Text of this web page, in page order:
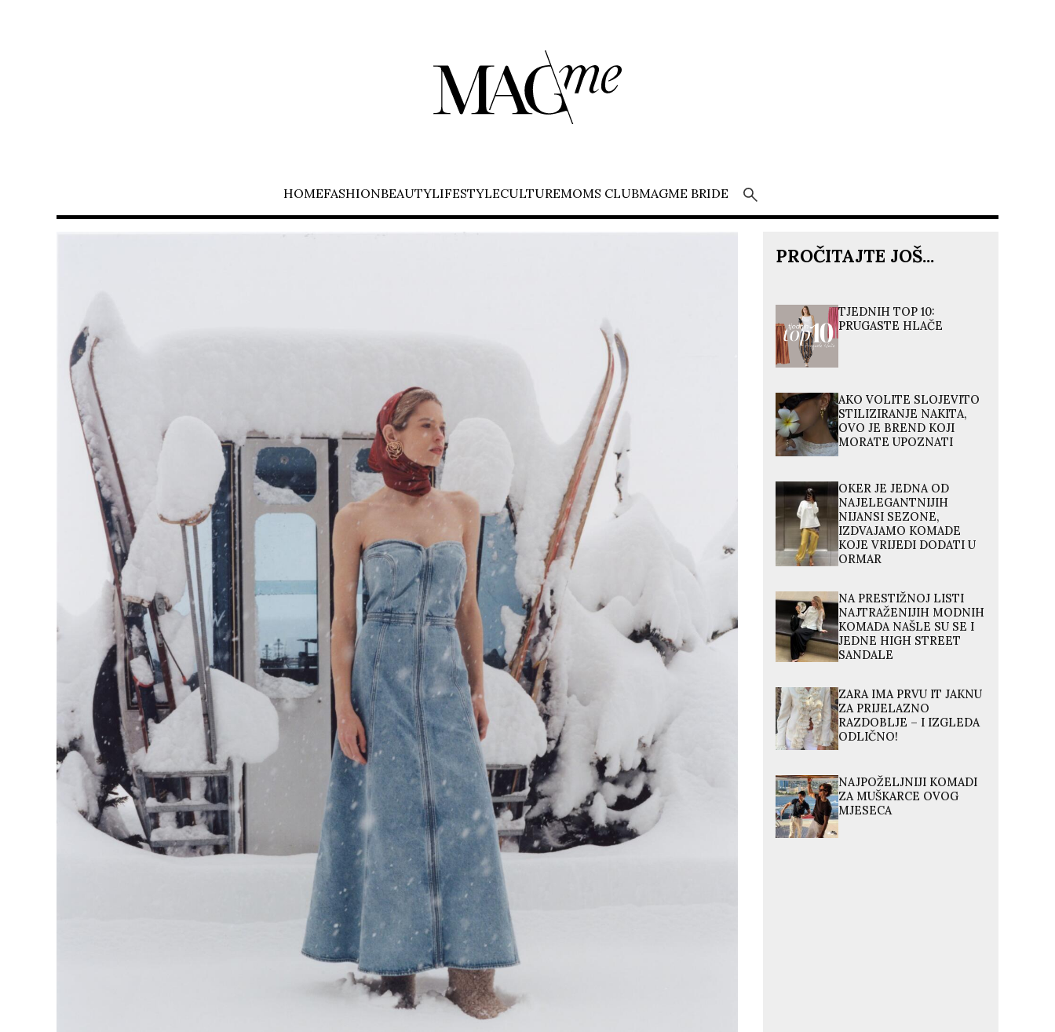
HOMEFASHIONBEAUTYLIFESTYLECULTUREMOMS CLUBMAGME BRIDE
PROČITAJTE JOŠ...
TJEDNIH TOP 10:
PRUGASTE HLAČE
AKO VOLITE SLOJEVITO
STILIZIRANJE NAKITA,
OVO JE BREND KOJI
MORATE UPOZNATI
OKER JE JEDNA OD
NAJELEGANTNIJIH
NIJANSI SEZONE,
IZDVAJAMO KOMADE
KOJE VRIJEDI DODATI U
ORMAR
NA PRESTIŽNOJ LISTI
NAJTRAŽENIJIH MODNIH
KOMADA NAŠLE SU SE I
JEDNE HIGH STREET
SANDALE
ZARA IMA PRVU IT JAKNU
ZA PRIJELAZNO
RAZDOBLJE – I IZGLEDA
ODLIČNO!
NAJPOŽELJNIJI KOMADI
ZA MUŠKARCE OVOG
MJESECA